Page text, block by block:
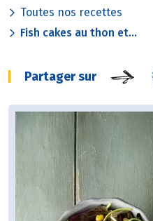
Toutes nos recettes
Fish cakes au thon et...
Partager sur